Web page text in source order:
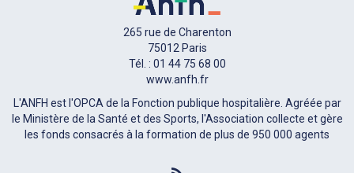
265 rue de Charenton
75012 Paris
Tél. : 01 44 75 68 00
www.anfh.fr
L'ANFH est l'OPCA de la Fonction publique hospitalière. Agréée par
le Ministère de la Santé et des Sports, l'Association collecte et gère
les fonds consacrés à la formation de plus de 950 000 agents